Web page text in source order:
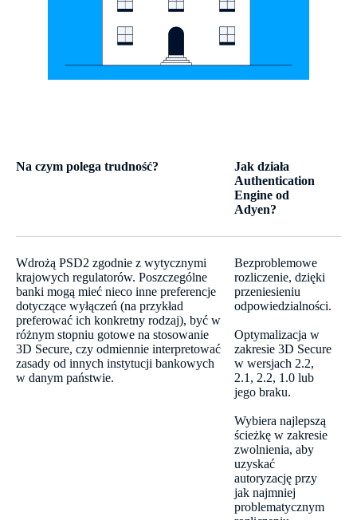
Na czym polega trudność?
Jak działa
Authentication
Engine od
Adyen?
Wdrożą PSD2 zgodnie z wytycznymi
krajowych regulatorów. Poszczególne
banki mogą mieć nieco inne preferencje
dotyczące wyłączeń (na przykład
preferować ich konkretny rodzaj), być w
różnym stopniu gotowe na stosowanie
3D Secure, czy odmiennie interpretować
zasady od innych instytucji bankowych
w danym państwie.
Bezproblemowe
rozliczenie, dzięki
przeniesieniu
odpowiedzialności.
Optymalizacja w
zakresie 3D Secure
w wersjach 2.2,
2.1, 2.2, 1.0 lub
jego braku.
Wybiera najlepszą
ścieżkę w zakresie
zwolnienia, aby
uzyskać
autoryzację przy
jak najmniej
problematycznym